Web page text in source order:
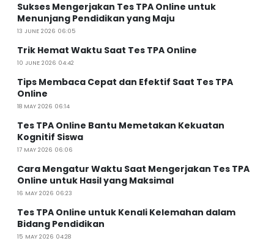
Sukses Mengerjakan Tes TPA Online untuk
Menunjang Pendidikan yang Maju
13 JUNE 2026 06:05
Trik Hemat Waktu Saat Tes TPA Online
10 JUNE 2026 04:42
Tips Membaca Cepat dan Efektif Saat Tes TPA
Online
18 MAY 2026 06:14
Tes TPA Online Bantu Memetakan Kekuatan
Kognitif Siswa
17 MAY 2026 06:06
Cara Mengatur Waktu Saat Mengerjakan Tes TPA
Online untuk Hasil yang Maksimal
16 MAY 2026 06:23
Tes TPA Online untuk Kenali Kelemahan dalam
Bidang Pendidikan
15 MAY 2026 04:28